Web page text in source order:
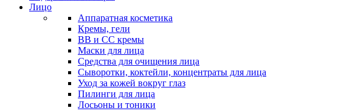
Лицо
Аппаратная косметика
Кремы, гели
BB и CC кремы
Маски для лица
Средства для очищения лица
Сыворотки, коктейли, концентраты для лица
Уход за кожей вокруг глаз
Пилинги для лица
Лосьоны и тоники